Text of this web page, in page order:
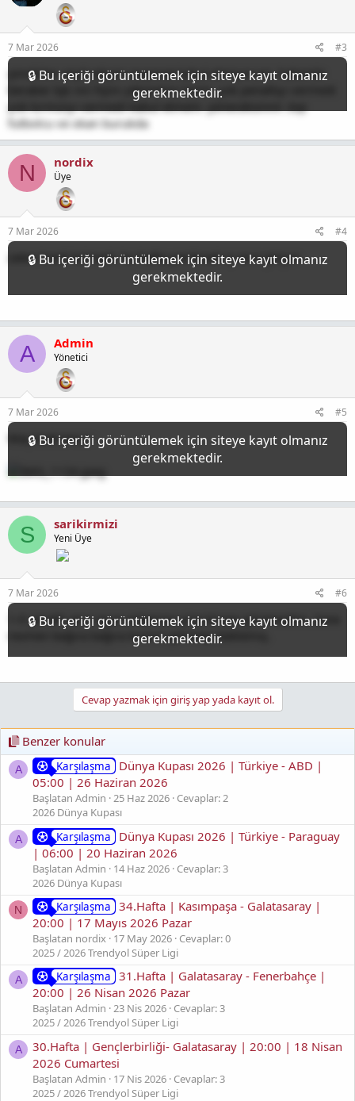
7 Mar 2026 #3
şimdiden söyliyeliyim mazeret kabul etmiyorum. hakemle
beraber bjk nin fişini çekmemiz lazım. yok penaltıyı vermedi
futbolcu ve okan burukda
N nordix
Üye
7 Mar 2026 #4
zaten kredi kalmadı. bu hafta yenilirsek iş zora giriyor
A Admin
Yönetici
7 Mar 2026 #5
Maç kadromuz :
S sarikirmizi
Yeni Üye
7 Mar 2026 #6
1-0 yendik ama oyun anlamına yine birşey göremedim. Sane
resmen bağıra bağıra kırmızı görmeyi beklemiş.
Cevap yazmak için giriş yap yada kayıt ol.
Benzer konular
A Karşılaşma
Dünya Kupası 2026 | Türkiye - ABD |
05:00 | 26 Haziran 2026
Başlatan Admin 25 Haz 2026 Cevaplar: 2
2026 Dünya Kupası
A Karşılaşma
Dünya Kupası 2026 | Türkiye - Paraguay
| 06:00 | 20 Haziran 2026
Başlatan Admin 14 Haz 2026 Cevaplar: 3
2026 Dünya Kupası
N Karşılaşma
34.Hafta | Kasımpaşa - Galatasaray |
20:00 | 17 Mayıs 2026 Pazar
Başlatan nordix 17 May 2026 Cevaplar: 0
2025 / 2026 Trendyol Süper Ligi
A Karşılaşma
31.Hafta | Galatasaray - Fenerbahçe |
20:00 | 26 Nisan 2026 Pazar
Başlatan Admin 23 Nis 2026 Cevaplar: 3
2025 / 2026 Trendyol Süper Ligi
A
30.Hafta | Gençlerbirliği- Galatasaray | 20:00 | 18 Nisan
2026 Cumartesi
Başlatan Admin 17 Nis 2026 Cevaplar: 3
2025 / 2026 Trendyol Süper Ligi